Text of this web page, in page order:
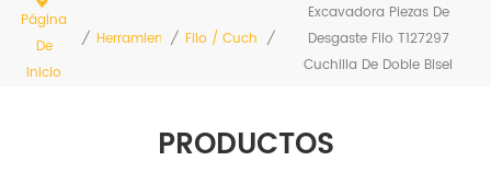
Página
De
Inicio
/ Herramientas De Tierra
/ Filo / Cuchilla Niveladora
/
Excavadora Piezas De
Desgaste Filo T127297
Cuchilla De Doble Bisel
PRODUCTOS